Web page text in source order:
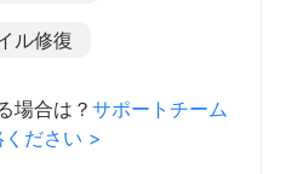
ル修復
場合は？ サポートチーム
ください >